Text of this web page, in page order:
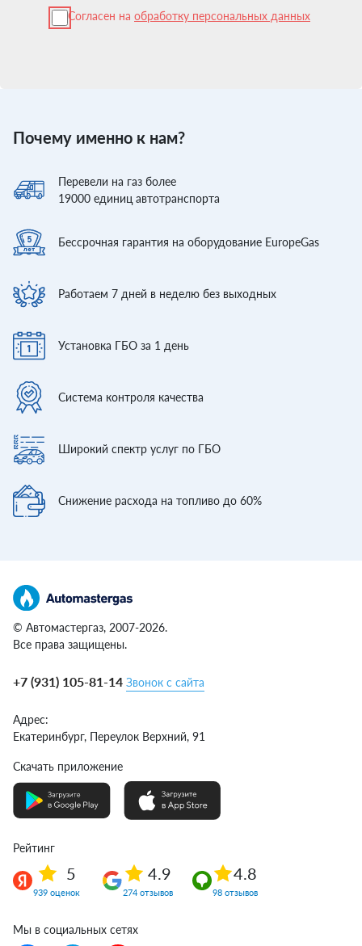
Согласен на обработку персональных данных
Почему именно к нам?
Перевели на газ более
19000 единиц автотранспорта
Бессрочная гарантия на оборудование EuropeGas
Работаем 7 дней в неделю без выходных
Установка ГБО за 1 день
Система контроля качества
Широкий спектр услуг по ГБО
Снижение расхода на топливо до 60%
© Автомастергаз, 2007-2026.
Все права защищены.
+7 (931) 105-81-14 Звонок с сайта
Адрес:
Екатеринбург, Переулок Верхний, 91
Скачать приложение
Рейтинг
5
939 оценок
4.9
274 отзывов
4.8
98 отзывов
Мы в социальных сетях